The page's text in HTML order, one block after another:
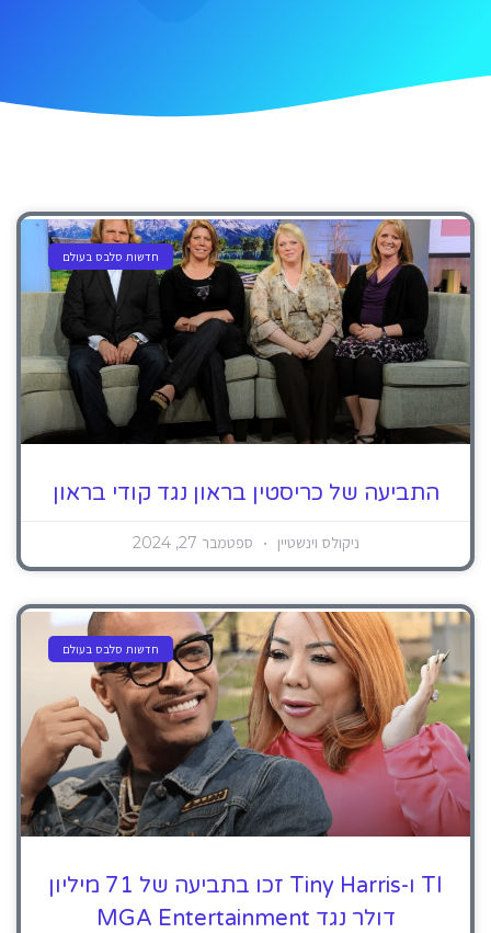
חדשות סלבס בעולם
התביעה של כריסטין בראון נגד קודי בראון
ניקולס וינשטיין ספטמבר 27, 2024
חדשות סלבס בעולם
TI ו-Tiny Harris זכו בתביעה של 71 מיליון
דולר נגד MGA Entertainment